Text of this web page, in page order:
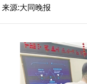
| 来源:大同晚报